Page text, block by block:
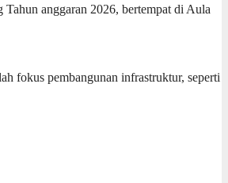
anggaran 2026, bertempat di Aula
fokus pembangunan infrastruktur, seperti